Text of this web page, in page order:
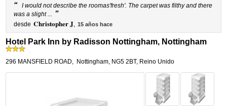
“ I would not describe the roomas'fresh'. The carpet was filthy and there
was a slight ... ”
desde Christopher J, 15 años hace
Hotel Park Inn by Radisson Nottingham, Nottingham
296 MANSFIELD ROAD, Nottingham, NG5 2BT, Reino Unido